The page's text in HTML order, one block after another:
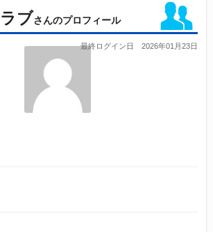
ブさんのプロフィール
最終ログイン日 2026年01月23日